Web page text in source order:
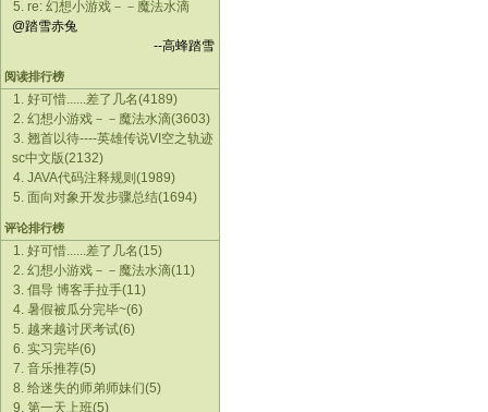
5. re: 幻想小游戏－－魔法水滴
@踏雪赤兔
--高蜂踏雪
阅读排行榜
1. 好可惜......差了几名(4189)
2. 幻想小游戏－－魔法水滴(3603)
3. 翘首以待----英雄传说VI空之轨迹
sc中文版(2132)
4. JAVA代码注释规则(1989)
5. 面向对象开发步骤总结(1694)
评论排行榜
1. 好可惜......差了几名(15)
2. 幻想小游戏－－魔法水滴(11)
3. 倡导 博客手拉手(11)
4. 暑假被瓜分完毕~(6)
5. 越来越讨厌考试(6)
6. 实习完毕(6)
7. 音乐推荐(5)
8. 给迷失的师弟师妹们(5)
9. 第一天上班(5)